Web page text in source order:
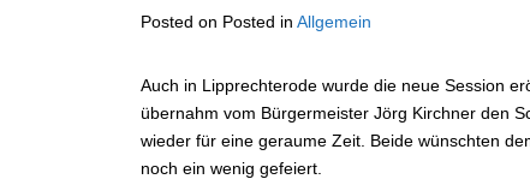
Posted on Posted in Allgemein
Auch in Lipprechterode wurde die neue Session
übernahm vom Bürgermeister Jörg Kirchner den
wieder für eine geraume Zeit. Beide wünschten
noch ein wenig gefeiert.